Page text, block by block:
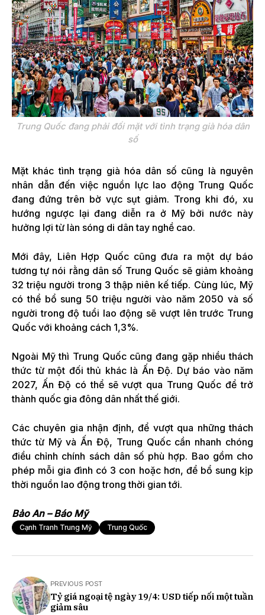
Trung Quốc đang phải đối mặt với tình trạng già hóa dân
số
Mặt khác tình trạng già hóa dân số cũng là nguyên
nhân dẫn đến việc nguồn lực lao động Trung Quốc
đang đứng trên bờ vực sụt giảm. Trong khi đó, xu
hướng ngược lại đang diễn ra ở Mỹ bởi nước này
hưởng lợi từ làn sóng di dân tay nghề cao.
Mới đây, Liên Hợp Quốc cũng đưa ra một dự báo
tương tự nói rằng dân số Trung Quốc sẽ giảm khoảng
32 triệu người trong 3 thập niên kế tiếp. Cùng lúc, Mỹ
có thể bổ sung 50 triệu người vào năm 2050 và số
người trong độ tuổi lao động sẽ vượt lên trước Trung
Quốc với khoảng cách 1,3%.
Ngoài Mỹ thì Trung Quốc cũng đang gặp nhiều thách
thức từ một đối thủ khác là Ấn Độ. Dự báo vào năm
2027, Ấn Độ có thể sẽ vượt qua Trung Quốc để trở
thành quốc gia đông dân nhất thế giới.
Các chuyên gia nhận định, để vượt qua những thách
thức từ Mỹ và Ấn Độ, Trung Quốc cần nhanh chóng
điều chỉnh chính sách dân số phù hợp. Bao gồm cho
phép mỗi gia đình có 3 con hoặc hơn, để bổ sung kịp
thời nguồn lao động trong thời gian tới.
Bảo An – Báo Mỹ
Cạnh Tranh Trung Mỹ Trung Quốc
PREVIOUS POST
Tỷ giá ngoại tệ ngày 19/4: USD tiếp nối một tuần
giảm sâu